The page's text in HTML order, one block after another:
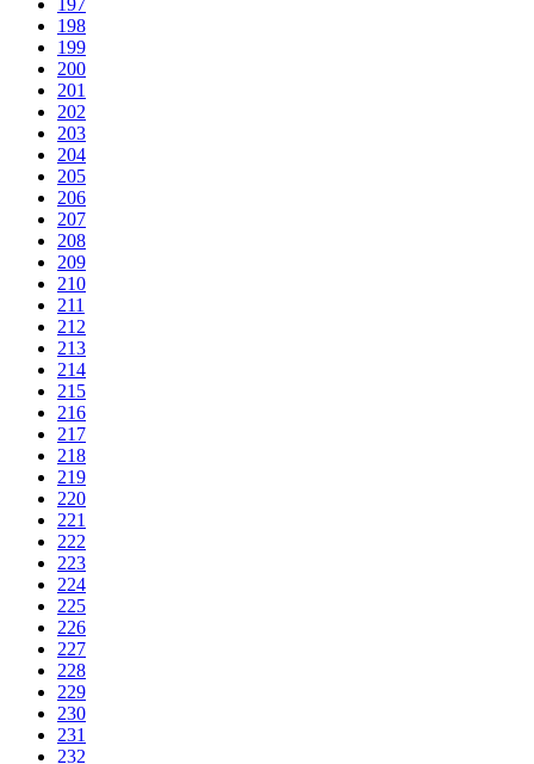
197
198
199
200
201
202
203
204
205
206
207
208
209
210
211
212
213
214
215
216
217
218
219
220
221
222
223
224
225
226
227
228
229
230
231
232